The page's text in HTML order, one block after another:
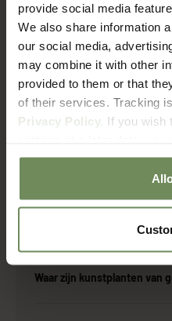
provide social media
We also share information
our social media,
may combine it with other
provided to them or that
of their services. Tracking
Privacy Policy. If you wish
Policypage.
Hoe zit het met
Over
Zijn de kunstplanten
Hoe onderhoud ik mijn
Waar zijn kunstplanten van